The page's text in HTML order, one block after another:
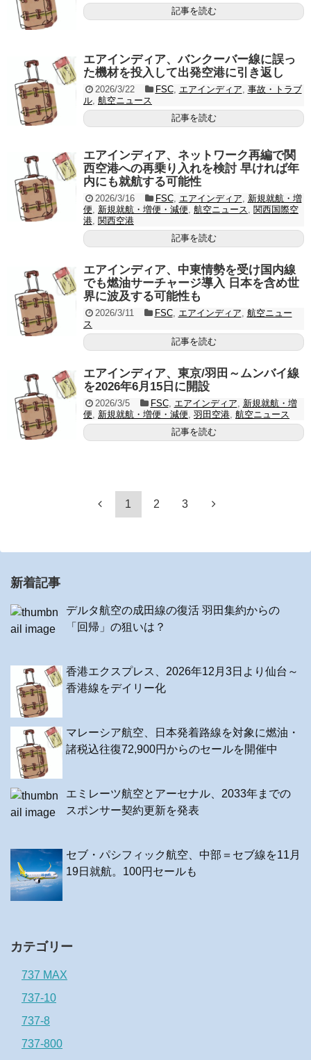
記事を読む
エアインディア、バンクーバー線に誤っ
た機材を投入して出発空港に引き返し
2026/3/22 FSC, エアインディア, 事故・トラブ
ル, 航空ニュース
記事を読む
エアインディア、ネットワーク再編で関
西空港への再乗り入れを検討 早ければ年
内にも就航する可能性
2026/3/16 FSC, エアインディア, 新規就航・増
便, 新規就航・増便・減便, 航空ニュース, 関西国際空
港, 関西空港
記事を読む
エアインディア、中東情勢を受け国内線
でも燃油サーチャージ導入 日本を含め世
界に波及する可能性も
2026/3/11 FSC, エアインディア, 航空ニュー
ス
記事を読む
エアインディア、東京/羽田～ムンバイ線
を2026年6月15日に開設
2026/3/5 FSC, エアインディア, 新規就航・増
便, 新規就航・増便・減便, 羽田空港, 航空ニュース
記事を読む
1 2 3
新着記事
デルタ航空の成田線の復活 羽田集約からの
「回帰」の狙いは？
香港エクスプレス、2026年12月3日より仙台～
香港線をデイリー化
マレーシア航空、日本発着路線を対象に燃油・
諸税込往復72,900円からのセールを開催中
エミレーツ航空とアーセナル、2033年までの
スポンサー契約更新を発表
セブ・パシフィック航空、中部＝セブ線を11月
19日就航。100円セールも
カテゴリー
737 MAX
737-10
737-8
737-800